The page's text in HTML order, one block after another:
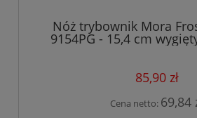
Nóż trybownik Mora
9154PG - 15,4 cm
85,90 zł
Cena netto: 69,84